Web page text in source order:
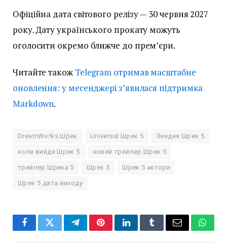
Офіційна дата світового релізу — 30 червня 2027
року. Дату українського прокату можуть
оголосити окремо ближче до прем’єри.
Читайте також Telegram отримав масштабне
оновлення: у месенджері з’явилася підтримка
Markdown.
DreamWorks Шрек Universal Шрек 5 Зендея Шрек 5
коли вийде Шрек 5 новий трейлер Шрек 5
трейлер Шрека 5 Шрек 5 Шрек 5 актори
Шрек 5 дата виходу
FacebookTwitterTelegramPinterestLinkedInTumblrEmail